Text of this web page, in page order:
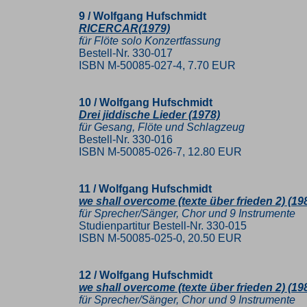
9 / Wolfgang Hufschmidt
RICERCAR(1979)
für Flöte solo Konzertfassung
Bestell-Nr. 330-017
ISBN M-50085-027-4, 7.70 EUR
10 / Wolfgang Hufschmidt
Drei jiddische Lieder (1978)
für Gesang, Flöte und Schlagzeug
Bestell-Nr. 330-016
ISBN M-50085-026-7, 12.80 EUR
11 / Wolfgang Hufschmidt
we shall overcome (texte über frieden 2)
für Sprecher/Sänger, Chor und 9 Instrumente
Studienpartitur Bestell-Nr. 330-015
ISBN M-50085-025-0, 20.50 EUR
12 / Wolfgang Hufschmidt
we shall overcome (texte über frieden 2)
für Sprecher/Sänger, Chor und 9 Instrumente